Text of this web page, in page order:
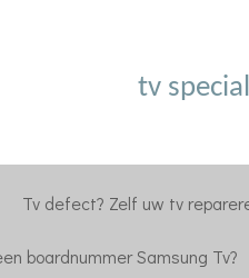
tv
Tv defect? Zelf uw tv
boardnummer Samsung Tv?